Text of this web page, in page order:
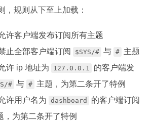
，规则从下至上加载：
许客户端发布订阅所有主题
止全部客户端订阅
$SYS/# 与 # 主题
许 ip 地址为
127.0.0.1
的客户端发
# 与 # 主题，为第二条开了特例
许用户名为
dashboard 的客户端订阅
，为第二条开了特例